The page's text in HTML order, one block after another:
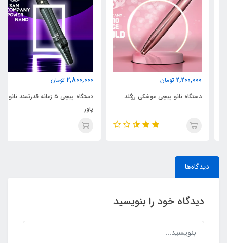
2,200,000 تومان
دستگاه نانو پیچی موشکی رزگلد
2,800,000 تومان
دستگاه پیچی ۵ زمانه قدرتمند نانو
دیدگاه‌ها
دیدگاه خود را بنویسید